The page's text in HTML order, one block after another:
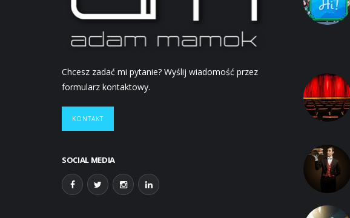
Chcesz zadać mi pytanie? Wyślij wiadomość przez
formularz kontaktowy.
KONTAKT
SOCIAL MEDIA